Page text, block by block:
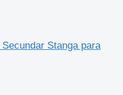
Stanga para